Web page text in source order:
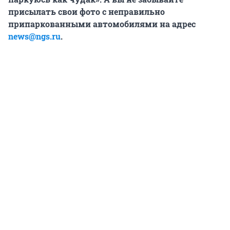
присылать свои фото с неправильно
припаркованными автомобилямина адрес
news@ngs.ru.